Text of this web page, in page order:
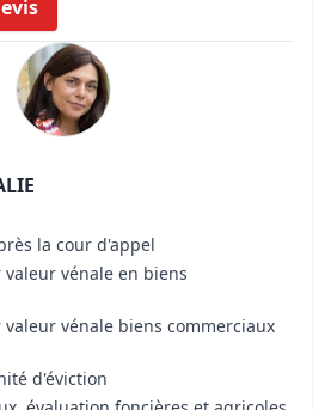
la cour d'appel
vénale en biens
vénale biens commerciaux
d'éviction